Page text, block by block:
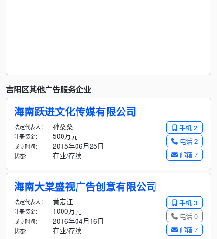
吉阳区其他广告服务企业
海南跃进文化传媒有限公司
手机 2
电话 2
邮箱 7
法定代表人： 孙桑桑
注册资金： 500万元
成立时间： 2015年06月25日
状态: 在业/存续
海南大棠盛视广告创意有限公司
手机 3
电话 0
邮箱 7
法定代表人： 黄宏江
注册资金： 1000万元
成立时间： 2016年04月16日
状态: 在业/存续